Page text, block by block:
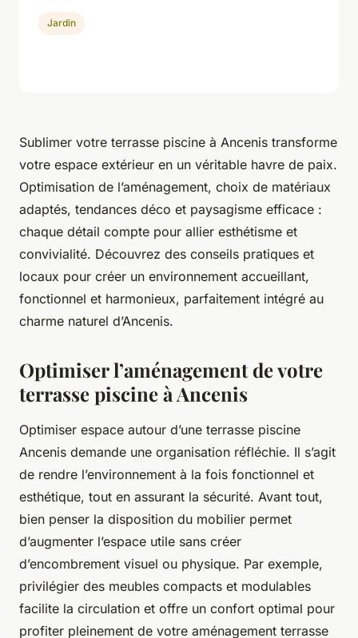
Sublimer votre terrasse piscine à Ancenis transforme
votre espace extérieur en un véritable havre de paix.
Optimisation de l’aménagement, choix de matériaux
adaptés, tendances déco et paysagisme efficace :
chaque détail compte pour allier esthétisme et
convivialité. Découvrez des conseils pratiques et
locaux pour créer un environnement accueillant,
fonctionnel et harmonieux, parfaitement intégré au
charme naturel d’Ancenis.
Optimiser l’aménagement de votre
terrasse piscine à Ancenis
Optimiser espace autour d’une terrasse piscine
Ancenis demande une organisation réfléchie. Il s’agit
de rendre l’environnement à la fois fonctionnel et
esthétique, tout en assurant la sécurité. Avant tout,
bien penser la disposition du mobilier permet
d’augmenter l’espace utile sans créer
d’encombrement visuel ou physique. Par exemple,
privilégier des meubles compacts et modulables
facilite la circulation et offre un confort optimal pour
profiter pleinement de votre aménagement terrasse
Jardin